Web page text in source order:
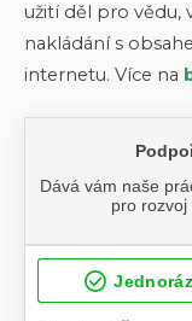
užití děl pro vědu,
nakládání s
internetu. Více na